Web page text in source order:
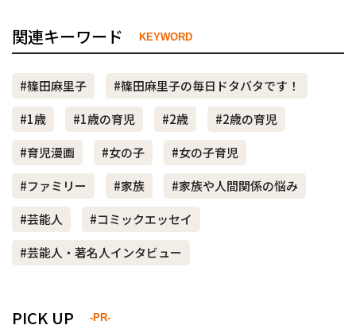
関連キーワード KEYWORD
#篠田麻里子
#篠田麻里子の毎日ドタバタです！
#1歳
#1歳の育児 #2歳
#2歳の育児
#育児漫画
#女の子
#女の子育児
#ファミリー
#家族
#家族や人間関係の悩み
#芸能人
#コミックエッセイ
#芸能人・著名人インタビュー
PICK UP -PR-